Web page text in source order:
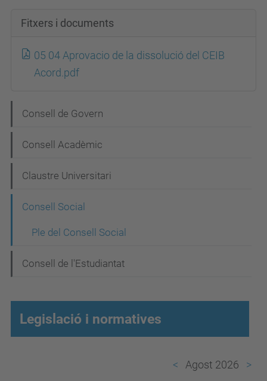
Fitxers i documents
05 04 Aprovacio de la dissolució del CEIB
Acord.pdf
a
v
g
i
ó
Consell de Govern
Consell Acadèmic
Claustre Universitari
Consell Social
Ple del Consell Social
Consell de l'Estudiantat
Legislació i normatives
Agost 2026